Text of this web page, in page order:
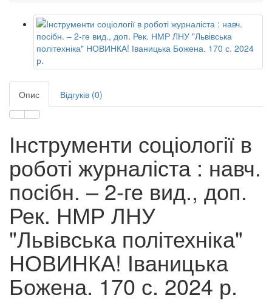
Опис Відгуків (0)
Інструменти соціології в
роботі журналіста : навч.
посібн. – 2-ге вид., доп.
Рек. НМР ЛНУ
"Львівська політехніка"
НОВИНКА! Іваницька
Божена. 170 с. 2024 р.